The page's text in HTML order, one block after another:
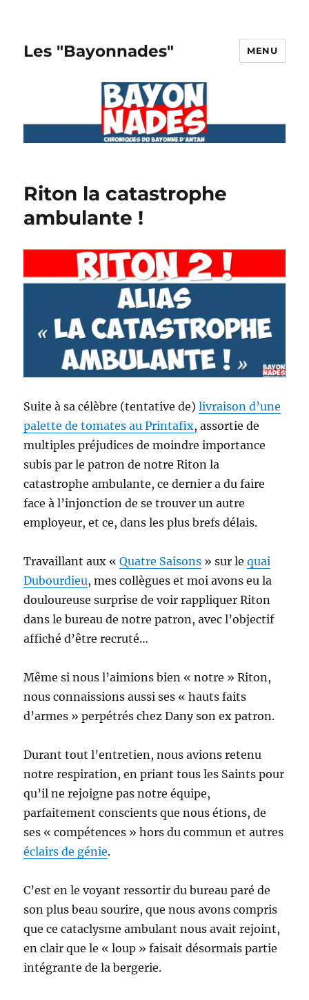
Les "Bayonnades" MENU
Riton la catastrophe
ambulante !
Suite à sa célèbre (tentative de)livraison d’une
palette de tomates au Printafix, assortie de
multiples préjudices de moindre importance
subis par le patron de notre Riton la
catastrophe ambulante, ce dernier a du faire
face à l’injonction de se trouver un autre
employeur, et ce, dans les plus brefs délais.
Travaillant aux «Quatre Saisons » sur lequai
Dubourdieu, mes collègues et moi avons eu la
douloureuse surprise de voir rappliquer Riton
dans le bureau de notre patron, avec l’objectif
affiché d’être recruté…
Même si nous l’aimions bien « notre » Riton,
nous connaissions aussi ses « hauts faits
d’armes » perpétrés chez Dany son ex patron.
Durant tout l’entretien, nous avions retenu
notre respiration, en priant tous les Saints pour
qu’il ne rejoigne pas notre équipe,
parfaitement conscients que nous étions, de
ses « compétences » hors du commun et autres
éclairs de génie.
C’est en le voyant ressortir du bureau paré de
son plus beau sourire, que nous avons compris
que ce cataclysme ambulant nous avait rejoint,
en clair que le « loup » faisait désormais partie
intégrante de la bergerie.